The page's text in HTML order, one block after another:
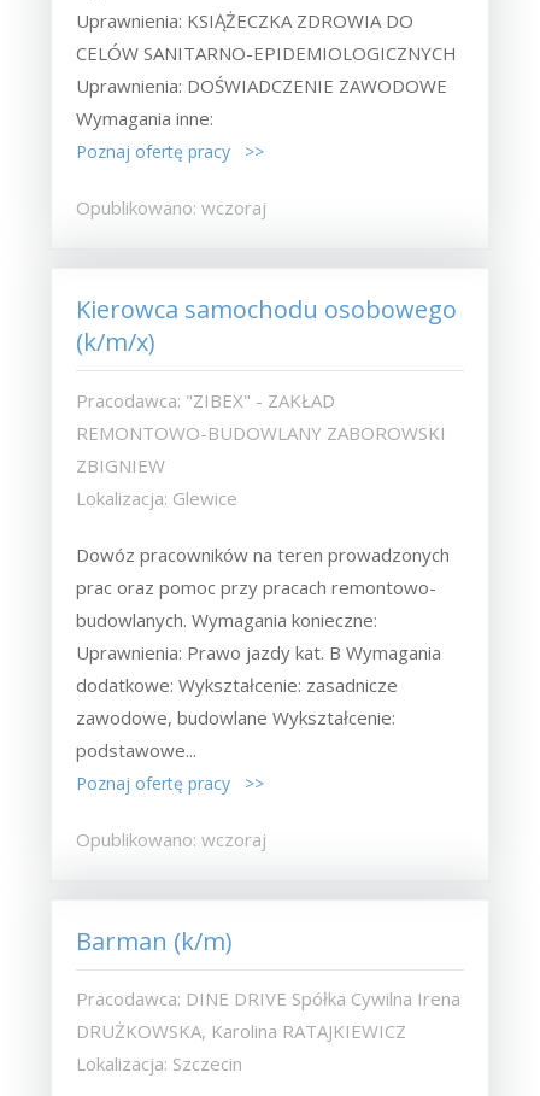
Uprawnienia: KSIĄŻECZKA ZDROWIA DO
CELÓW SANITARNO-EPIDEMIOLOGICZNYCH
Uprawnienia: DOŚWIADCZENIE ZAWODOWE
Wymagania inne:
Poznaj ofertę pracy >>
Opublikowano: wczoraj
Kierowca samochodu osobowego
(k/m/x)
Pracodawca: "ZIBEX" - ZAKŁAD
REMONTOWO-BUDOWLANY ZABOROWSKI
ZBIGNIEW
Lokalizacja: Glewice
Dowóz pracowników na teren prowadzonych
prac oraz pomoc przy pracach remontowo-
budowlanych. Wymagania konieczne:
Uprawnienia: Prawo jazdy kat. B Wymagania
dodatkowe: Wykształcenie: zasadnicze
zawodowe, budowlane Wykształcenie:
podstawowe...
Poznaj ofertę pracy >>
Opublikowano: wczoraj
Barman (k/m)
Pracodawca: DINE DRIVE Spółka Cywilna Irena
DRUŻKOWSKA, Karolina RATAJKIEWICZ
Lokalizacja: Szczecin